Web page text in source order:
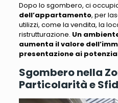
Dopo lo sgombero, ci
dell’appartamento, per
utilizzi, come la vendita, la
ristrutturazione. Un
aumenta il valore
presentazione ai
Sgombero nella
Particolarità e